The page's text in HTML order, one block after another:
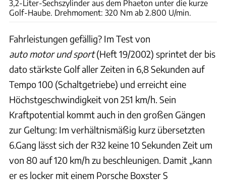
3,2-Liter-Sechszylinder aus dem Phaeton unter die kurze
Golf-Haube. Drehmoment: 320 Nm ab 2.800 U/min.
Fahrleistungen gefällig? Im Test von
auto motor und sport(Heft 19/2002) sprintet der bis
dato stärkste Golf aller Zeiten in 6,8 Sekunden auf
Tempo 100 (Schaltgetriebe) und erreicht eine
Höchstgeschwindigkeit von 251 km/h. Sein
Kraftpotential kommt auch in den großen Gängen
zur Geltung: Im verhältnismäßig kurz übersetzten
6.Gang lässt sich der R32 keine 10 Sekunden Zeit um
von 80 auf 120 km/h zu beschleunigen. Damit „kann
er es locker mit einem Porsche Boxster S